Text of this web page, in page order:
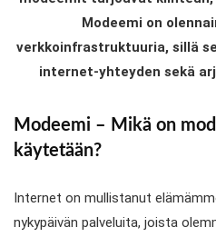
Modeemi on
verkkoinfrastruktuuria, sillä
internet-yhteyden sekä
Modeemi – Mikä on
käytetään?
Internet on mullistanut
nykypäivän palveluita, joista